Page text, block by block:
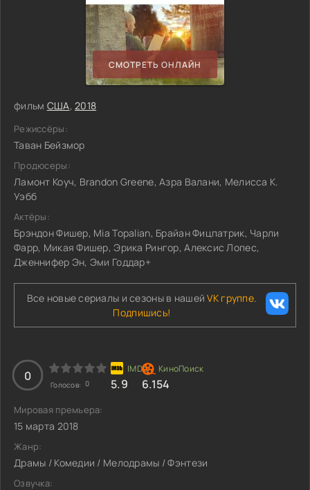
СМОТРЕТЬ ОНЛАЙН
фильм США,2018
Режиссёры:
Таван Бейзмор
Продюсеры:
Ламонт Коуч, Brandon Greene, Азра Валани, Мелисса К.
Уэбб
Актёры:
Брэндон Фишер, Mia Topalian, Брайан Фицпатрик, Чарли
Фарр, Микая Фишер, Эрика Рингор, Алексис Лопес,
Дженнифер Эн, Эми Годдар+
Все новые сериалы и сезоны в нашейVK группе.
Подпишись!
0
Голосов: 0 5.9 6.154
Мировая премьера:
15 марта 2018
Жанр:
Драмы / Комедии / Мелодрамы / Фэнтези
Озвучка: